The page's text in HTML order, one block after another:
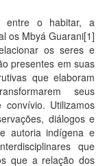
entre o habitar, a
os Mbyá Guarani[1]
os seres e
presentes em suas
que elaboram
seus
Utilizamos
diálogos e
autoria indígena e
que
que a relação dos